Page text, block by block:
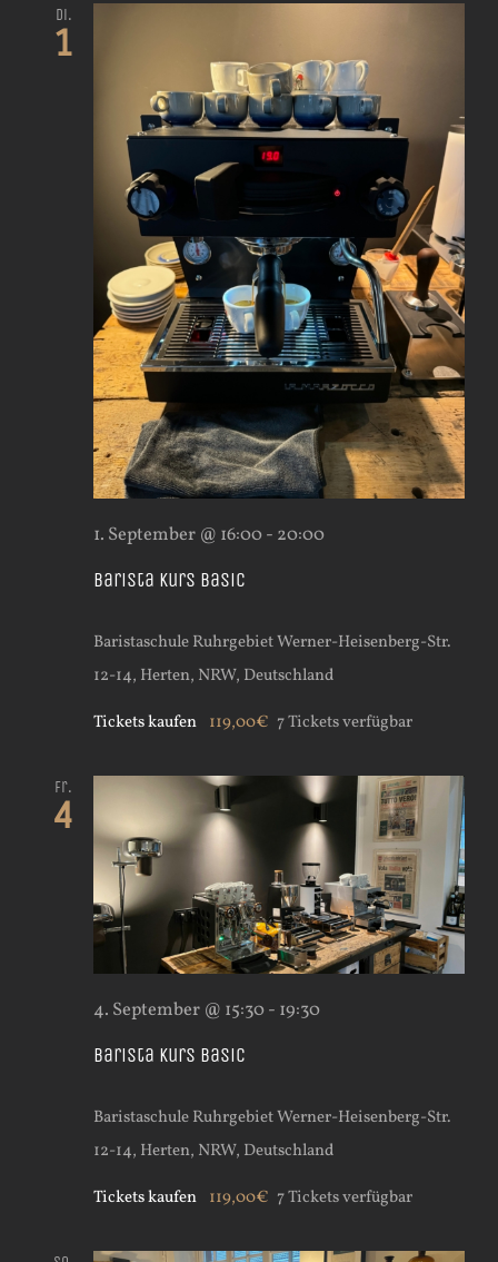
Di.
1
Barista Kurs Basic
1. September @ 16:00- 20:00
Baristaschule RuhrgebietWerner-Heisenberg-Str.
12-14, Herten, NRW, Deutschland
Tickets kaufen 119,00€ 7 Tickets verfügbar
Fr.
4
Barista Kurs Basic
4. September @ 15:30- 19:30
Baristaschule RuhrgebietWerner-Heisenberg-Str.
12-14, Herten, NRW, Deutschland
Tickets kaufen 119,00€ 7 Tickets verfügbar